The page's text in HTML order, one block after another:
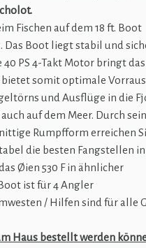
Fischen auf dem 18 ft. Boot
Das Boot liegt stabil und
40 PS 4-Takt Motor bringt
bietet somit optimale
und Ausflüge in die
auf dem Meer. Durch
Rumpfform erreichen
die besten Fangstellen in
Øien 530 F in ähnlicher
ist für 4 Angler
/ Hilfen sind für alle
Haus bestellt werden